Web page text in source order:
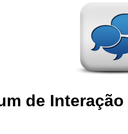
de Interação